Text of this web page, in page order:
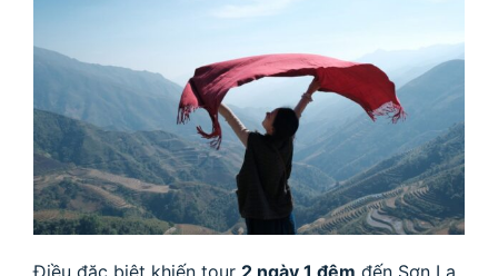
Điều đặc biệt khiến tour 2 ngày 1 đêm đến Sơn La